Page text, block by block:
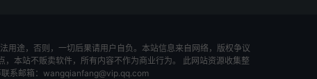
用途，否则，一切后果请用户自负。本站信息来自网络，版权争议
本站不贩卖软件，所有内容不作为商业行为。 此网站资源收集整
系邮箱：wangqianfang@vip.qq.com